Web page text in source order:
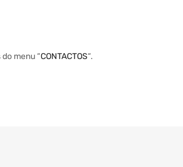
menu “CONTACTOS“.